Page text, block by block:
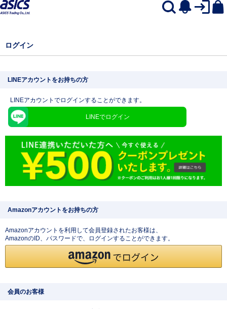
ログイン
LINEアカウントをお持ちの方
LINEアカウントでログインすることができます。
LINEでログイン
Amazonアカウントをお持ちの方
Amazonアカウントを利用して会員登録されたお客様は、
AmazonのID、パスワードで、ログインすることができます。
会員のお客様